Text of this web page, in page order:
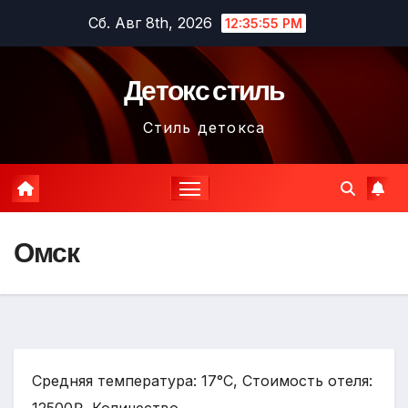
содержимому
Сб. Авг 8th, 2026 12:35:56 PM
Детокс стиль
Стиль детокса
Омск
Средняя температура: 17°C, Стоимость отеля: